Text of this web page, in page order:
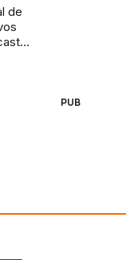
de
PUB